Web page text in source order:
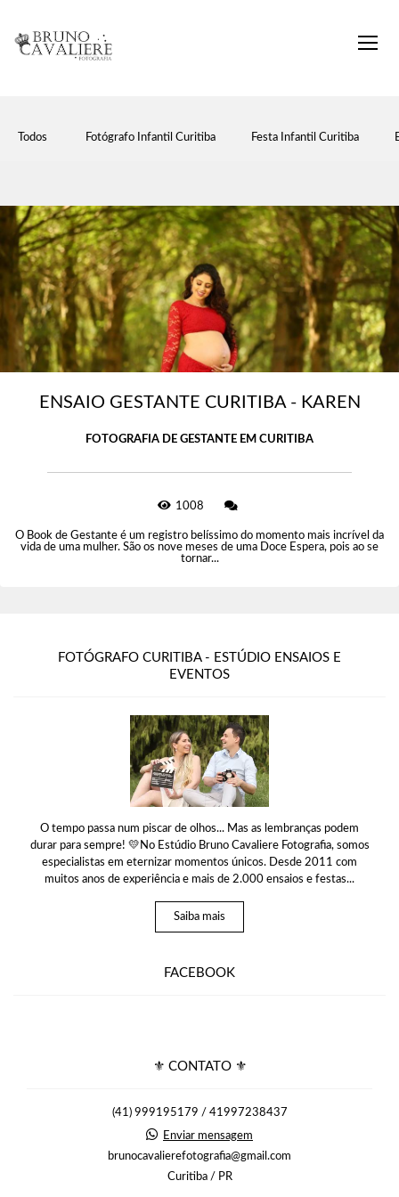
Todos Fotógrafo Infantil Curitiba Festa Infantil Curitiba
ENSAIO GESTANTE CURITIBA - KAREN
FOTOGRAFIA DE GESTANTE EM CURITIBA
1008
O Book de Gestante é um registro belíssimo do momento mais incrível da
vida de uma mulher. São os nove meses de uma Doce Espera, pois ao se
tornar...
FOTÓGRAFO CURITIBA - ESTÚDIO ENSAIOS E
EVENTOS
O tempo passa num piscar de olhos... Mas as lembranças podem
durar para sempre! 💛No Estúdio Bruno Cavaliere Fotografia, somos
especialistas em eternizar momentos únicos. Desde 2011 com
muitos anos de experiência e mais de 2.000 ensaios e festas...
Saiba mais
FACEBOOK
⚜ CONTATO ⚜
(41) 999195179 / 41997238437
Enviar mensagem
brunocavalierefotografia@gmail.com
Curitiba / PR